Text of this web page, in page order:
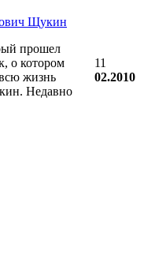
Щукин
прошел
о котором
жизнь
Недавно
11
02.2010